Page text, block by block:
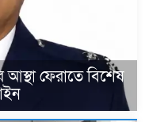
আস্থা ফেরাতে বিশেষ